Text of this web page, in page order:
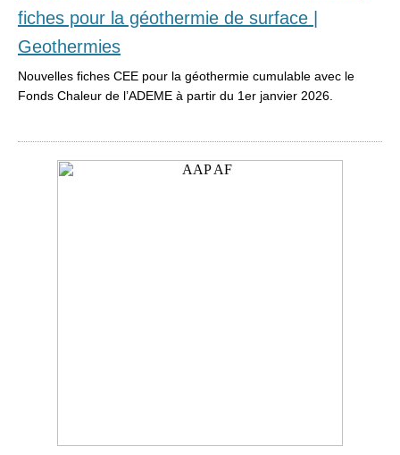
fiches pour la géothermie de surface |
Geothermies
Nouvelles fiches CEE pour la géothermie cumulable avec le
Fonds Chaleur de l’ADEME à partir du 1er janvier 2026.